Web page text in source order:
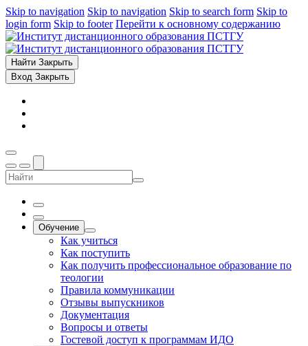
Skip to navigation Skip to navigation Skip to search form Skip to
login form Skip to footer Перейти к основному содержанию
Найти Закрыть
Вход Закрыть
Обучение
Как учиться
Как поступить
Как получить профессиональное образование по
теологии
Правила коммуникации
Отзывы выпускников
Документация
Вопросы и ответы
Гостевой доступ к программам ИДО